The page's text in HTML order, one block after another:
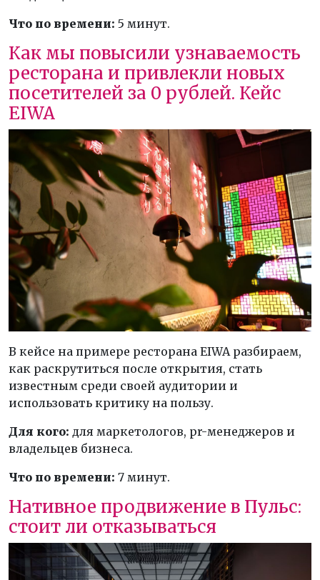
Что по времени: 5 минут.
Как мы повысили узнаваемость
ресторана и привлекли новых
посетителей за 0 рублей. Кейс
EIWA
В кейсе на примере ресторана EIWA разбираем,
как раскрутиться после открытия, стать
известным среди своей аудитории и
использовать критику на пользу.
Для кого: для маркетологов, pr-менеджеров и
владельцев бизнеса.
Что по времени: 7 минут.
Нативное продвижение в Пульс:
стоит ли отказываться